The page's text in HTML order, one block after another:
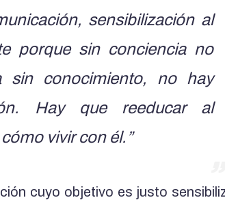
sensibilización al
porque sin conciencia no
sin conocimiento, no hay
Hay que reeducar al
vivir con él.”
cuyo objetivo es justo